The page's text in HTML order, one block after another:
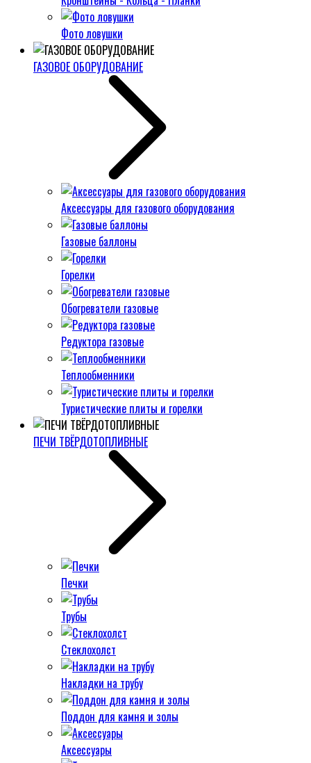
Фото ловушки
ГАЗОВОЕ ОБОРУДОВАНИЕ
Аксессуары для газового оборудования
Газовые баллоны
Горелки
Обогреватели газовые
Редуктора газовые
Теплообменники
Туристические плиты и горелки
ПЕЧИ ТВЁРДОТОПЛИВНЫЕ
Печки
Трубы
Стеклохолст
Накладки на трубу
Поддон для камня и золы
Аксессуары